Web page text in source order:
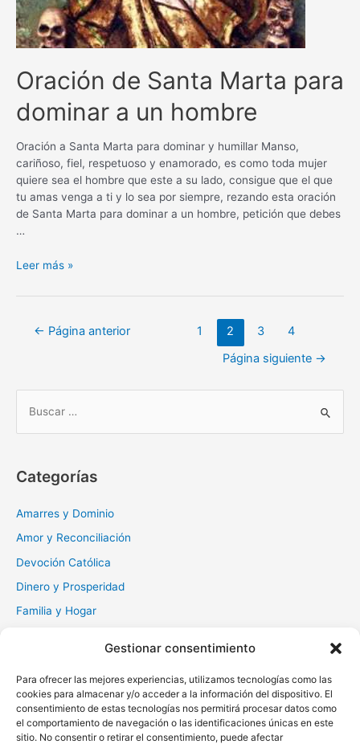
Gestionar consentimiento
Para ofrecer las mejores experiencias, utilizamos tecnologías como las
cookies para almacenar y/o acceder a la información del dispositivo. El
consentimiento de estas tecnologías nos permitirá procesar datos como
el comportamiento de navegación o las identificaciones únicas en este
sitio. No consentir o retirar el consentimiento, puede afectar
Oración de Santa Marta para
dominar a un hombre
Oración a Santa Marta para dominar y humillar Manso,
cariñoso, fiel, respetuoso y enamorado, es como toda mujer
quiere sea el hombre que este a su lado, consigue que el que
tu amas venga a ti y lo sea por siempre, rezando esta oración
de Santa Marta para dominar a un hombre, petición que debes
…
Oración
Santa
para
Leer más »
Navegación
← Página anterior 1 2 3
4
Página siguiente →
a
r
Categorías
Amarres y Dominio
Amor y Reconciliación
Devoción Católica
Dinero y Prosperidad
Familia y Hogar
Muerte y Difuntos
Oraciones Diarias
Otras